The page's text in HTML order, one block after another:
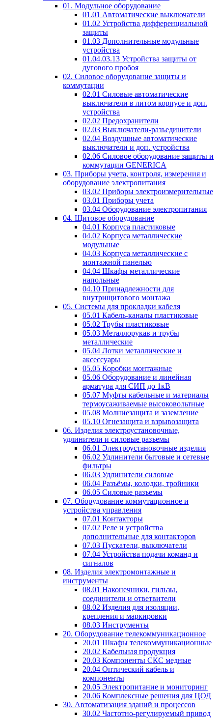
01. Модульное оборудование
01.01 Автоматические выключатели
01.02 Устройства дифференциальной
защиты
01.03 Дополнительные модульные
устройства
01.04.03.13 Устройства защиты от
дугового пробоя
02. Силовое оборудование защиты и
коммутации
02.01 Силовые автоматические
выключатели в литом корпусе и доп.
устройства
02.02 Предохранители
02.03 Выключатели-разъединители
02.04 Воздушные автоматические
выключатели и доп. устройства
02.06 Силовое оборудование защиты и
коммутации GENERICA
03. Приборы учета, контроля, измерения и
оборудование электропитания
03.02 Приборы электроизмерительные
03.01 Приборы учета
03.04 Оборудование электропитания
04. Щитовое оборудование
04.01 Корпуса пластиковые
04.02 Корпуса металлические
модульные
04.03 Корпуса металлические с
монтажной панелью
04.04 Шкафы металлические
напольные
04.10 Принадлежности для
внутрищитового монтажа
05. Системы для прокладки кабеля
05.01 Кабель-каналы пластиковые
05.02 Трубы пластиковые
05.03 Металлорукав и трубы
металлические
05.04 Лотки металлические и
аксессуары
05.05 Коробки монтажные
05.06 Оборудование и линейная
арматура для СИП до 1кВ
05.07 Муфты кабельные и материалы
термоусаживаемые высоковольтные
05.08 Молниезащита и заземление
05.10 Огнезащита и взрывозащита
06. Изделия электроустановочные,
удлинители и силовые разъемы
06.01 Электроустановочные изделия
06.02 Удлинители бытовые и сетевые
фильтры
06.03 Удлинители силовые
06.04 Разъёмы, колодки, тройники
06.05 Силовые разъемы
07. Оборудование коммутационное и
устройства управления
07.01 Контакторы
07.02 Реле и устройства
дополнительные для контакторов
07.03 Пускатели, выключатели
07.04 Устройства подачи команд и
сигналов
08. Изделия электромонтажные и
инструменты
08.01 Наконечники, гильзы,
соединители и ответвители
08.02 Изделия для изоляции,
крепления и маркировки
08.03 Инструменты
20. Оборудование телекоммуникационное
20.01 Шкафы телекоммуникационные
20.02 Кабельная продукция
20.03 Компоненты СКС медные
20.04 Оптический кабель и
компоненты
20.05 Электропитание и мониторинг
20.06 Комплексные решения для ЦОД
30. Автоматизация зданий и процессов
30.02 Частотно-регулируемый привод